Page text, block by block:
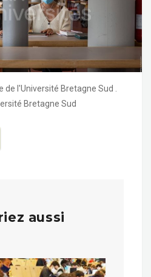
de l'Université Bretagne Sud .
Bretagne Sud
aussi